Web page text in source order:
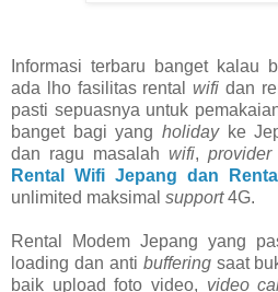
Informasi terbaru banget kalau
ada lho fasilitas rentalwifi dan
pasti sepuasnya untuk
banget bagi yang holiday ke
dan ragu masalah wifi,
Rental Wifi Jepang dan
unlimited maksimal support4G.
Rental Modem Jepang yang
loading dan anti buffering saat
baik upload foto video, video